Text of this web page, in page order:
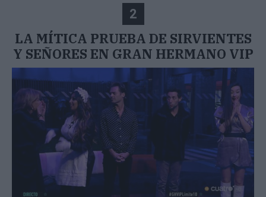
2
LA MÍTICA PRUEBA DE SIRVIENTES
Y SEÑORES EN GRAN HERMANO VIP